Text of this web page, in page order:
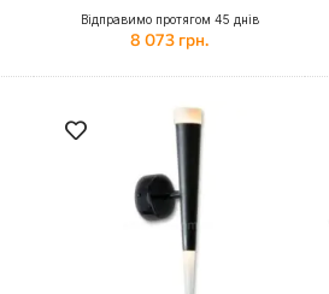
Відправимо протягом 45 днів
8 073 грн.